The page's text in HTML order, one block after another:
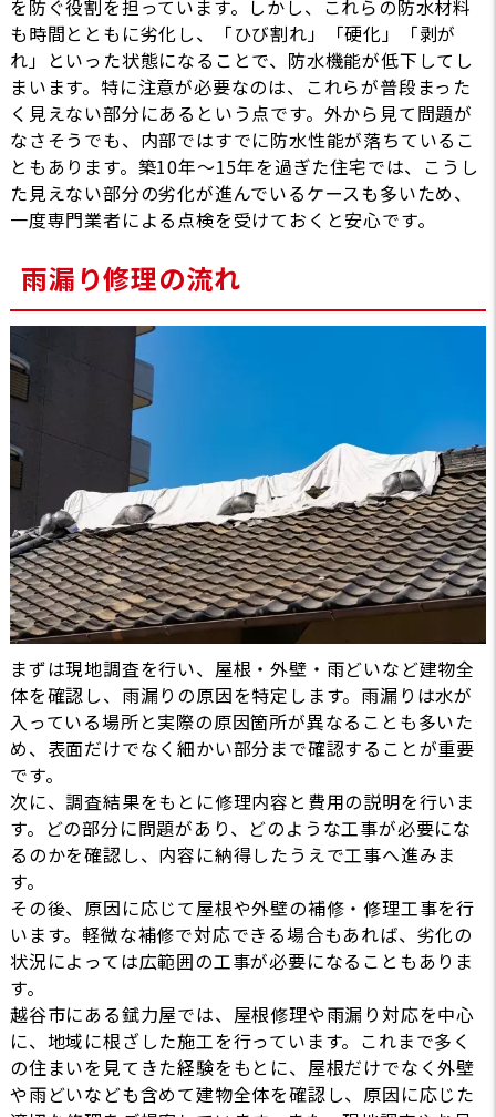
を防ぐ役割を担っています。しかし、これらの防水材料
も時間とともに劣化し、「ひび割れ」「硬化」「剥が
れ」といった状態になることで、防水機能が低下してし
まいます。特に注意が必要なのは、これらが普段まった
く見えない部分にあるという点です。外から見て問題が
なさそうでも、内部ではすでに防水性能が落ちているこ
ともあります。築10年〜15年を過ぎた住宅では、こうし
た見えない部分の劣化が進んでいるケースも多いため、
一度専門業者による点検を受けておくと安心です。
雨漏り修理の流れ
まずは現地調査を行い、屋根・外壁・雨どいなど建物全
体を確認し、雨漏りの原因を特定します。雨漏りは水が
入っている場所と実際の原因箇所が異なることも多いた
め、表面だけでなく細かい部分まで確認することが重要
です。
次に、調査結果をもとに修理内容と費用の説明を行いま
す。どの部分に問題があり、どのような工事が必要にな
るのかを確認し、内容に納得したうえで工事へ進みま
す。
その後、原因に応じて屋根や外壁の補修・修理工事を行
います。軽微な補修で対応できる場合もあれば、劣化の
状況によっては広範囲の工事が必要になることもありま
す。
越谷市にある錻力屋では、屋根修理や雨漏り対応を中心
に、地域に根ざした施工を行っています。これまで多く
の住まいを見てきた経験をもとに、屋根だけでなく外壁
や雨どいなども含めて建物全体を確認し、原因に応じた